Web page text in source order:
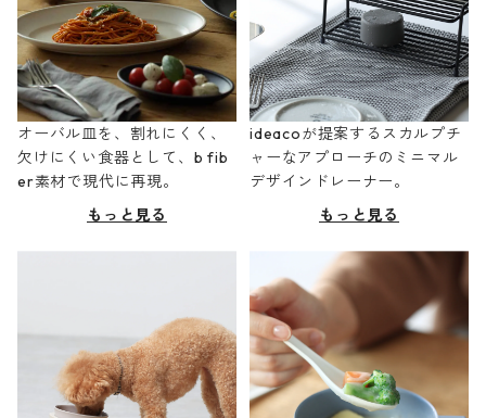
オーバル皿を、割れにくく、
欠けにくい食器として、b fib
er素材で現代に再現。
もっと見る
ideacoが提案するスカルプチ
ャーなアプローチのミニマル
デザインドレーナー。
もっと見る